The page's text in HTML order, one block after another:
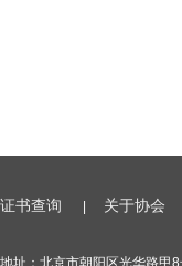
证书查询 关于协会
地址：北京市朝阳区光华路甲